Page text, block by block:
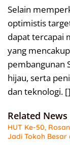
Selain
optimistis
dapat tercapai
yang
pembangunan
hijau, serta
dan teknologi. []
Related News
HUT Ke-50,
Jadi Tokoh